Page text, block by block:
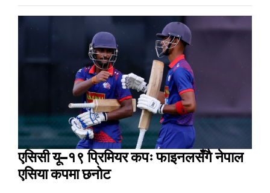
एसिसी यू–१९ प्रिमियर कपः फाइनलसँगै नेपाल
एसिया कपमा छनोट